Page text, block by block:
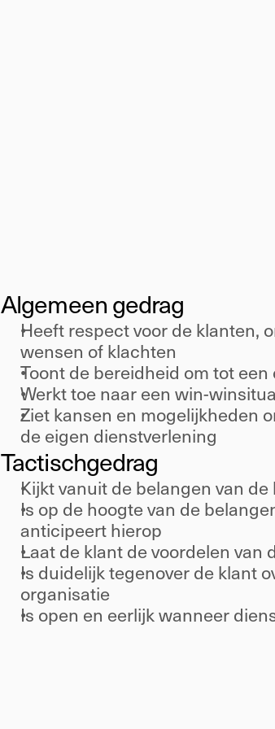
Algemeen gedrag
Heeft respect voor de klanten,
wensen of klachten
Toont de bereidheid om tot
Werkt toe naar een win-
Ziet kansen en mogelijkheden
de eigen dienstverlening
Tactischgedrag
Kijkt vanuit de belangen van
Is op de hoogte van de
anticipeert hierop
Laat de klant de voordelen van
Is duidelijk tegenover de klant
organisatie
Is open en eerlijk wanneer